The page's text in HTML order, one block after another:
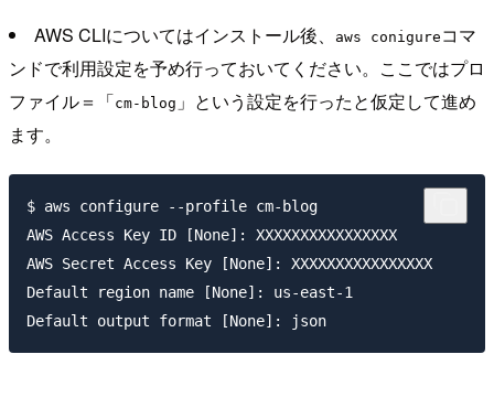
AWS CLIについてはインストール後、 aws conigure コマ
ンドで利用設定を予め行っておいてください。ここではプロ
ファイル＝「cm-blog 」という設定を行ったと仮定して進め
ます。
$ aws configure --profile cm-blog
AWS Access Key ID [None]: XXXXXXXXXXXXXXXX
AWS Secret Access Key [None]: XXXXXXXXXXXXXXXX
Default region name [None]: us-east-1